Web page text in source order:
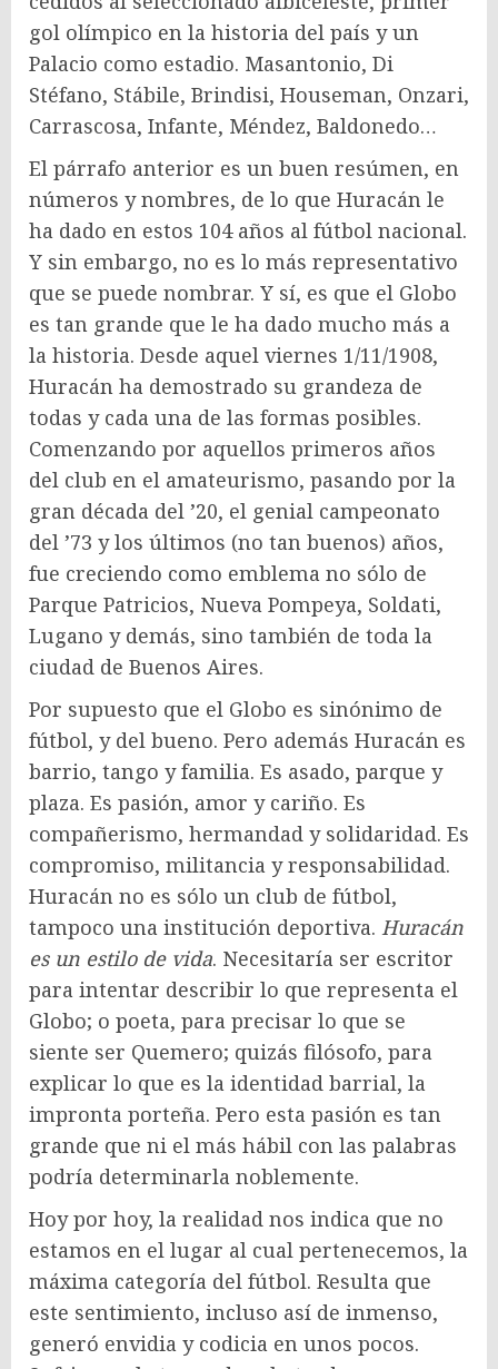
gol olímpico en la historia del país y un
Palacio como estadio. Masantonio, Di
Stéfano, Stábile, Brindisi, Houseman, Onzari,
Carrascosa, Infante, Méndez, Baldonedo…
El párrafo anterior es un buen resúmen, en
números y nombres, de lo que Huracán le
ha dado en estos 104 años al fútbol nacional.
Y sin embargo, no es lo más representativo
que se puede nombrar. Y sí, es que el Globo
es tan grande que le ha dado mucho más a
la historia. Desde aquel viernes 1/11/1908,
Huracán ha demostrado su grandeza de
todas y cada una de las formas posibles.
Comenzando por aquellos primeros años
del club en el amateurismo, pasando por la
gran década del ’20, el genial campeonato
del ’73 y los últimos (no tan buenos) años,
fue creciendo como emblema no sólo de
Parque Patricios, Nueva Pompeya, Soldati,
Lugano y demás, sino también de toda la
ciudad de Buenos Aires.
Por supuesto que el Globo es sinónimo de
fútbol, y del bueno. Pero además Huracán es
barrio, tango y familia. Es asado, parque y
plaza. Es pasión, amor y cariño. Es
compañerismo, hermandad y solidaridad. Es
compromiso, militancia y responsabilidad.
Huracán no es sólo un club de fútbol,
tampoco una institución deportiva. Huracán
es un estilo de vida. Necesitaría ser escritor
para intentar describir lo que representa el
Globo; o poeta, para precisar lo que se
siente ser Quemero; quizás filósofo, para
explicar lo que es la identidad barrial, la
impronta porteña. Pero esta pasión es tan
grande que ni el más hábil con las palabras
podría determinarla noblemente.
Hoy por hoy, la realidad nos indica que no
estamos en el lugar al cual pertenecemos, la
máxima categoría del fútbol. Resulta que
este sentimiento, incluso así de inmenso,
generó envidia y codicia en unos pocos.